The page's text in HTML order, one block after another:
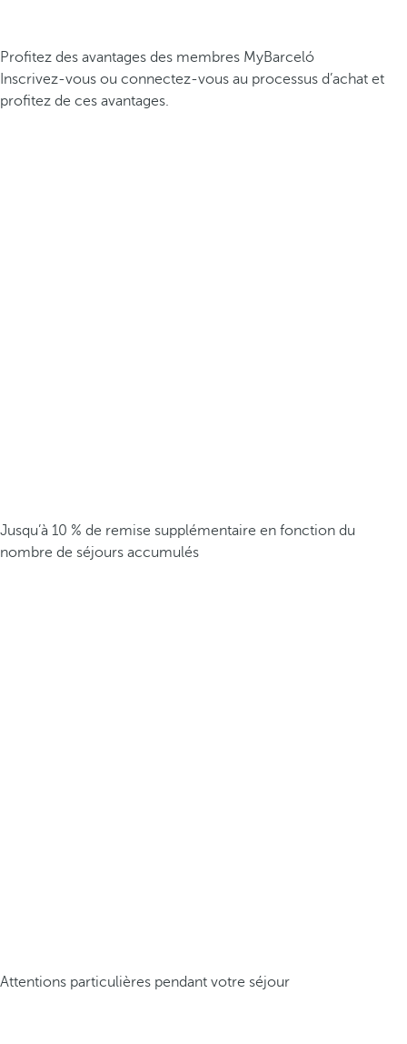
Profitez des avantages des membres MyBarceló
Inscrivez-vous ou connectez-vous au processus d’achat et
profitez de ces avantages.
Jusqu’à 10 % de remise supplémentaire en fonction du
nombre de séjours accumulés
Attentions particulières pendant votre séjour